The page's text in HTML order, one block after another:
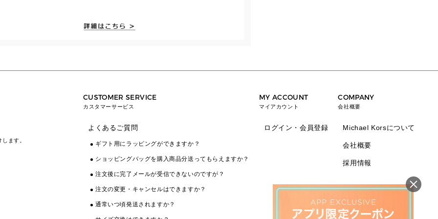
ます。
CUSTOMER SERVICE
カスタマーサービス
よくあるご質問
ギフト用にラッピングができますか？
ショッピングバッグを購入商品分送ってもらえますか？
注文後に完了メールが受信できないのですが？
注文の変更・キャンセルはできますか？
通常いつ頃発送されますか？
MY ACCOUNT
マイアカウント
ログイン・会員登録
COMPANY
会社概要
Michael Korsについて
会社概要
採用情報